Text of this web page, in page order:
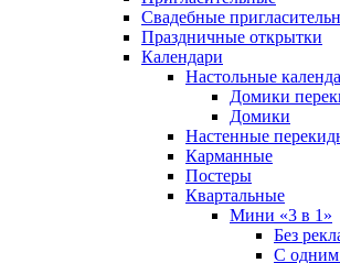
Свадебные
Праздничные открытки
Календари
Настольные
Домики
Домики
Настенные
Карманные
Постеры
Квартальные
Мини «3 в 1»
Без
С